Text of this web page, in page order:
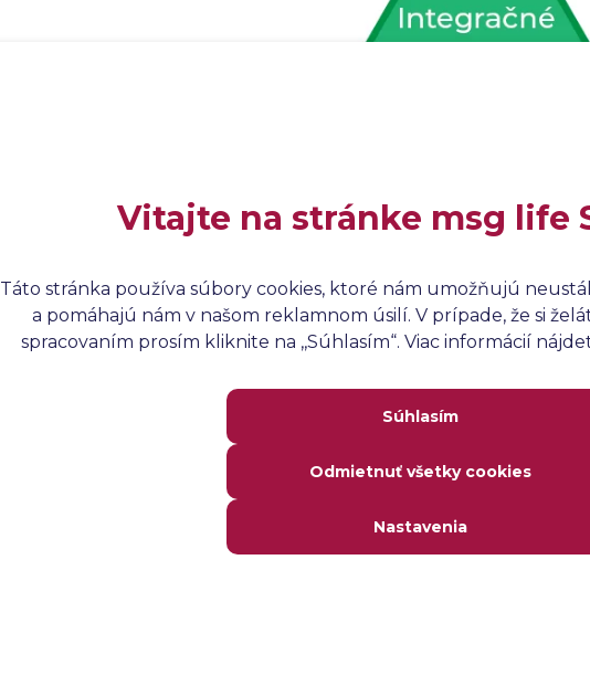
Unit testovanie– Je to prvá úroveň
jednotlivé moduly alebo menšie stavebné
izolovane. Jeho výhodou je, že keďže sa
daný modul. Takisto chyby zistené na tejto
jednoducho opraviť s menšími prostriedkami.
Integračné testovanie– Ide o druhú úroveň
budeme venovať v tomto článku. Zahŕňa
modulov ako celku spolu s ich prepojením.
Vitajte na stránke msg life
Táto stránka používa súbory cookies, ktoré nám umožňujú
a pomáhajú nám v našom reklamnom úsilí. V prípade, že si
spracovaním prosím kliknite na ,,Súhlasím“. Viac informácií
Súhlasím
Odmietnuť všetky cookies
Nastavenia